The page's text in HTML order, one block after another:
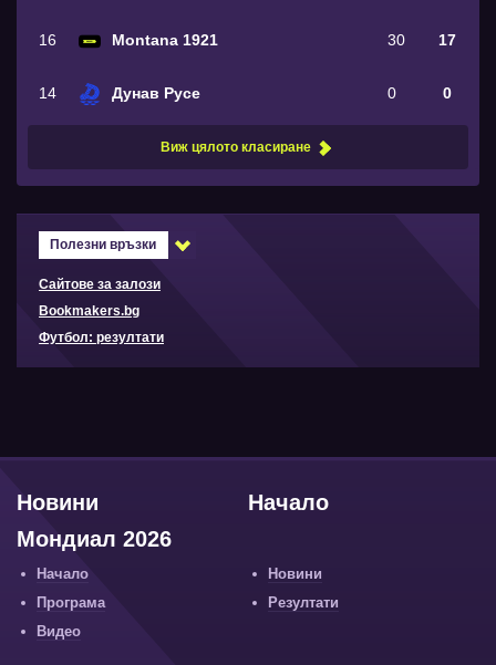
16 Montana 1921 30 17
14 Дунав Русе 0 0
Виж цялото класиране
Полезни връзки
Сайтове за залози
Bookmakers.bg
Футбол: резултати
Начало
Новини
Мондиал 2026
Начало
Новини
Програма
Резултати
Видео